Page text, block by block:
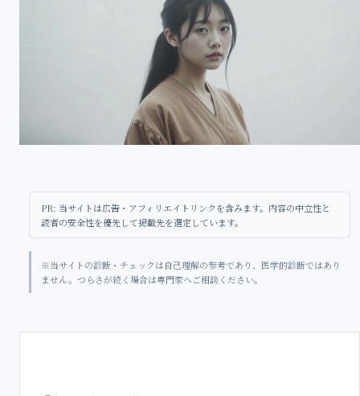
PR: 当サイトは広告・アフィリエイトリンクを含みます。内容の中立性と
読者の安全性を優先して掲載先を選定しています。
※当サイトの診断・チェックは自己理解の参考であり、医学的診断ではあり
ません。つらさが続く場合は専門家へご相談ください。